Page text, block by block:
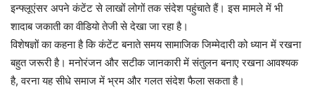
इन्फ्लूएंसर अपने कंटेंट से लाखों लोगों तक संदेश पहुंचाते हैं। इस मामले में भी
शादाब जकाती का वीडियो तेजी से देखा जा रहा है।
विशेषज्ञों का कहना है कि कंटेंट बनाते समय सामाजिक जिम्मेदारी को ध्यान में रखना
बहुत जरूरी है। मनोरंजन और सटीक जानकारी में संतुलन बनाए रखना आवश्यक
है, वरना यह सीधे समाज में भ्रम और गलत संदेश फैला सकता है।